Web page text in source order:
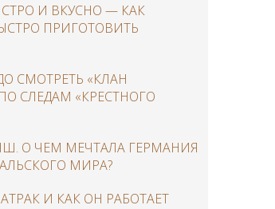
И ВКУСНО — КАК
ПРИГОТОВИТЬ
СМОТРЕТЬ «КЛАН
СЛЕДАМ «КРЕСТНОГО
О ЧЕМ МЕЧТАЛА ГЕРМАНИЯ
МИРА?
И КАК ОН РАБОТАЕТ